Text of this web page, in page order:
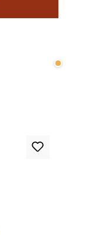
Wenige